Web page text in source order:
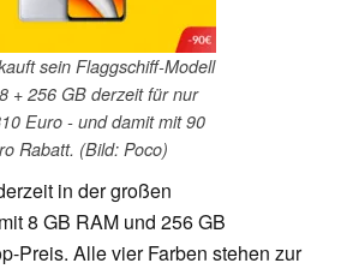
sein Flaggschiff-Modell
+ 256 GB derzeit für nur
Euro - und damit mit 90
Rabatt. (Bild: Poco)
in der großen
8 GB RAM und 256 GB
Preis. Alle vier Farben stehen zur